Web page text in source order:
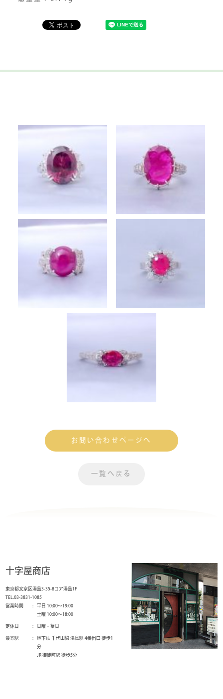
お問い合わせページへ
一覧へ戻る
十字屋商店
東京都文京区湯島3-35-8コア湯島1F
TEL.03-3831-1085
営業時間
平日 10:00～19:00
土曜 10:00～18:00
定休日
日曜・祭日
最寄駅
地下鉄 千代田線 湯島駅 4番出口 徒歩1
分
JR 御徒町駅 徒歩5分